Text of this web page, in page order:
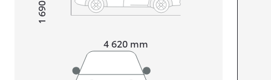
4 620 mm
Height1 690